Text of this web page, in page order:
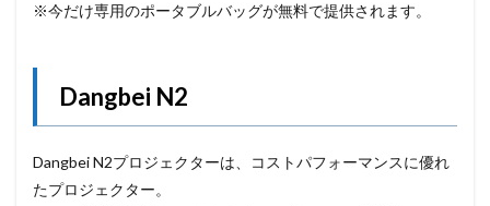
※今だけ専用のポータブルバッグが無料で提供されます。
Dangbei N2
DangbeiN2プロジェクターは、
コストパフォーマンスに優れ
たプロジェクター。